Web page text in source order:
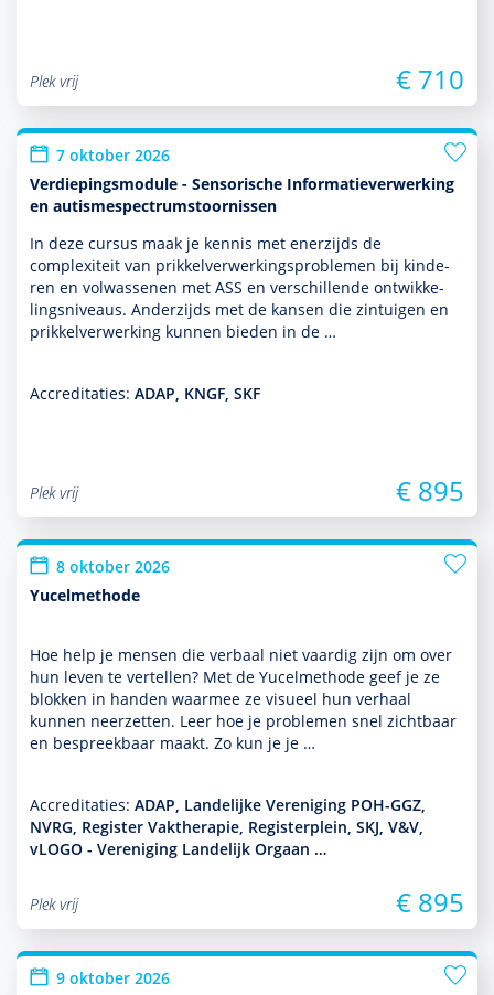
Plek vrij € 710
7 oktober 2026
Verdiepingsmodule - Sensorische Informatieverwerking
en autismespectrumstoornissen
In deze cursus maak je kennis met enerzijds de
complexiteit van prikkelverwerkingspro­ble­men bij kin­de­
ren en vol­was­senen met ASS en ver­schil­lende ont­wikke­
lingsniveaus. Anderzijds met de kansen die zintuigen en
prikkelverwerking kunnen bieden in de …
Accreditaties: ADAP, KNGF, SKF
Plek vrij € 895
8 oktober 2026
Yucelmethode
Hoe help je mensen die verbaal niet vaardig zijn om over
hun leven te vertellen? Met de Yucelmethode geef je ze
blokken in handen waarmee ze visueel hun verhaal
kunnen neerzetten. Leer hoe je pro­ble­men snel zichtbaar
en bespreekbaar maakt. Zo kun je je …
Accreditaties: ADAP, Landelijke Vereniging POH-GGZ,
NVRG, Register Vaktherapie, Registerplein, SKJ, V&V,
vLOGO - Vereniging Landelijk Orgaan …
Plek vrij € 895
9 oktober 2026